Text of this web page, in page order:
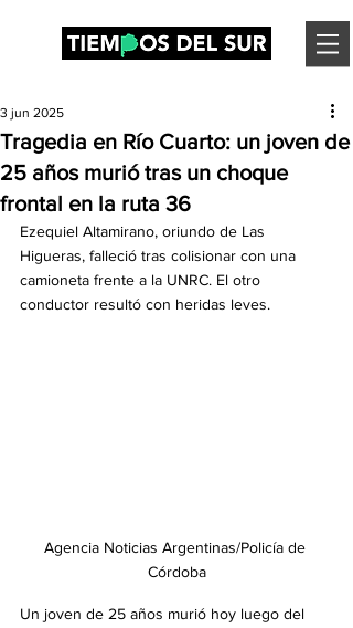
Tragedia en Río Cuarto: un joven de
25 años murió tras un choque
frontal en la ruta 36
3 jun 2025
Ezequiel Altamirano, oriundo de Las
Higueras, falleció tras colisionar con una
camioneta frente a la UNRC. El otro
conductor resultó con heridas leves.
Agencia Noticias Argentinas/Policía de
Córdoba
Un joven de 25 años murió hoy luego del